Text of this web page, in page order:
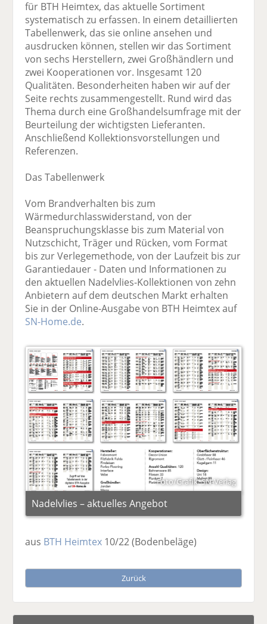
für BTH Heimtex, das aktuelle Sortiment
systematisch zu erfassen. In einem detaillierten
Tabellenwerk, das sie online ansehen und
ausdrucken können, stellen wir das Sortiment
von sechs Herstellern, zwei Großhändlern und
zwei Kooperationen vor. Insgesamt 120
Qualitäten. Besonderheiten haben wir auf der
Seite rechts zusammengestellt. Rund wird das
Thema durch eine Großhandelsumfrage mit der
Beurteilung der wichtigsten Lieferanten.
Anschließend Kollektionsvorstellungen und
Referenzen.
Das Tabellenwerk
Vom Brandverhalten bis zum
Wärmedurchlasswiderstand, von der
Beanspruchungsklasse bis zum Material von
Nutzschicht, Träger und Rücken, vom Format
bis zur Verlegemethode, von der Laufzeit bis zur
Garantiedauer - Daten und Informationen zu
den aktuellen Nadelvlies-Kollektionen von zehn
Anbietern auf dem deutschen Markt erhalten
Sie in der Online-Ausgabe von BTH Heimtex auf
SN-Home.de.
Foto/Grafik: SN-Verlag
Nadelvlies – aktuelles Angebot
aus BTH Heimtex 10/22(Bodenbeläge)
Zurück